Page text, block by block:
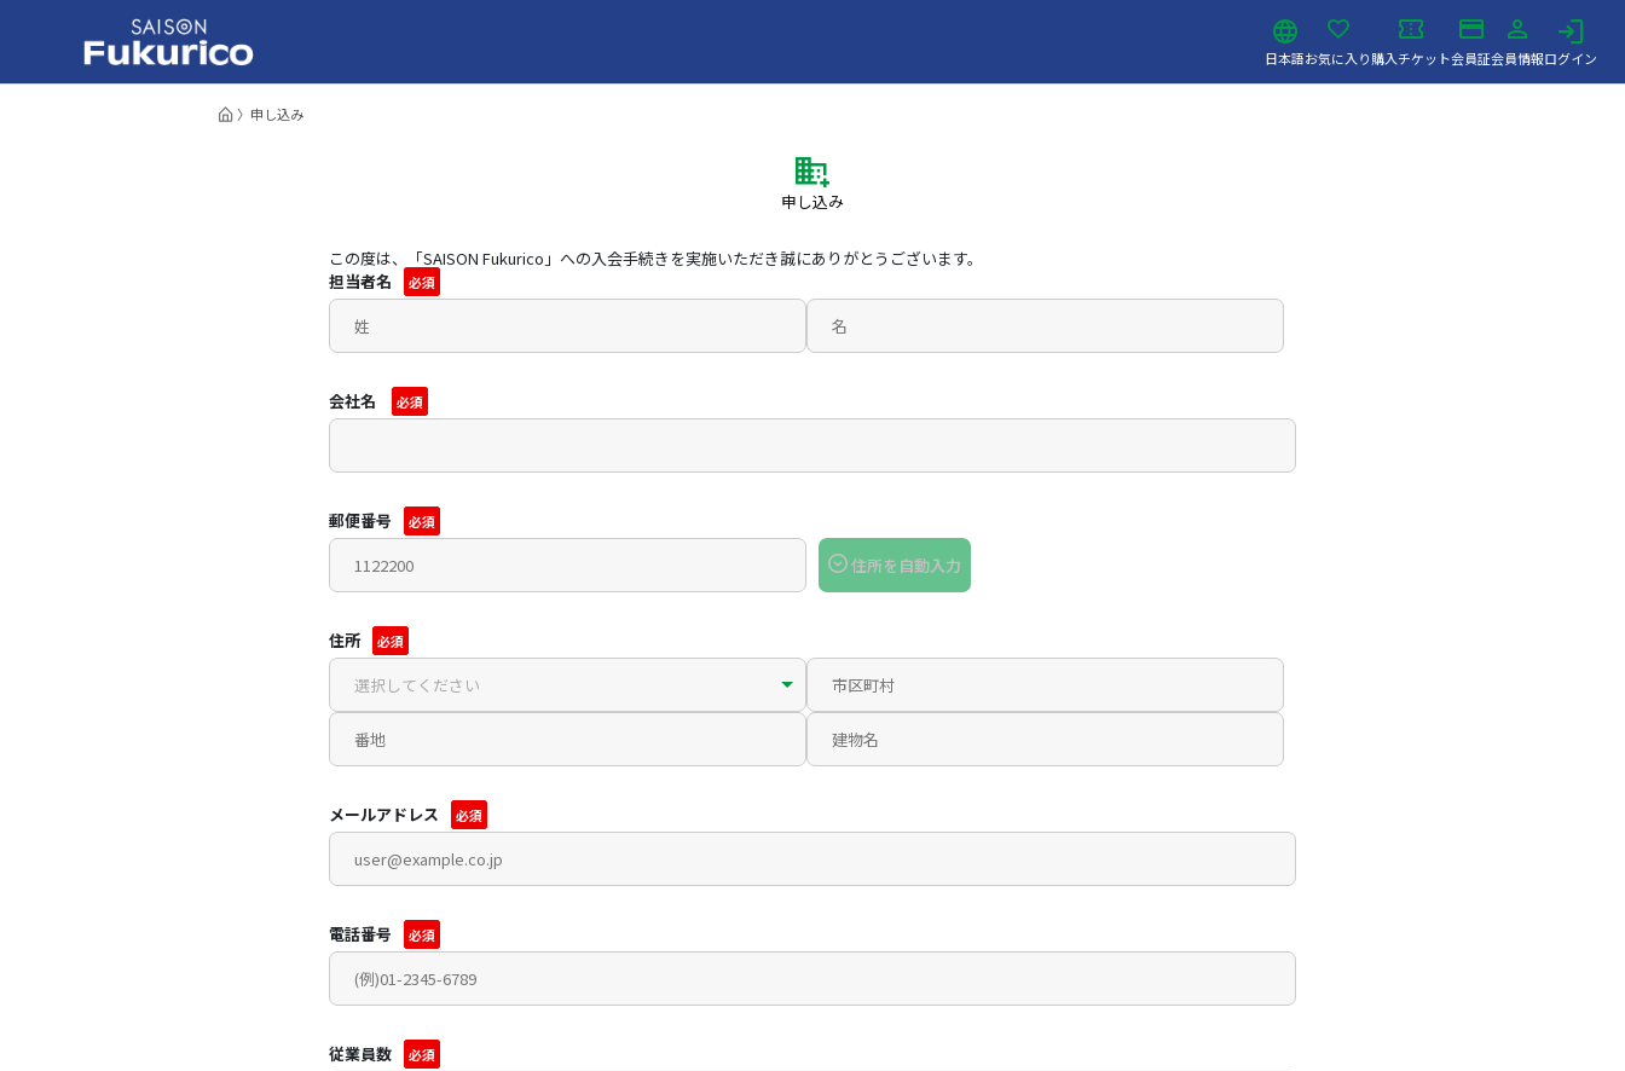
日本語お気に入り購入チケット会員証会員情報ログイン
申し込み
申し込み
この度は、「SAISON Fukurico」への入会手続きを実施いただき誠にありがとうございます。
担当者名
必須
会社名 必須
郵便番号 必須
住所を自動入力
住所 必須
メールアドレス 必須
電話番号 必須
従業員数 必須